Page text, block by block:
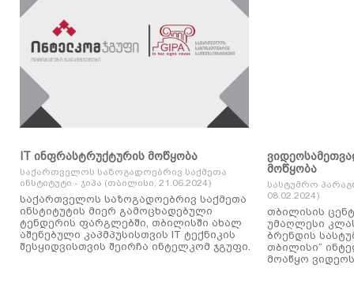
IT ინფრასტრუქტურის მოწყობა
საქართველოს საზოგადოებრივ საქმეთა
ინსტიტუტი - ჯიპა (თბილისი, 21.06.2024)
საქართველოს საზოგადოებრივ საქმეთა
ინსტიტუტის მიერ გამოცხადებული
ტენდერის ფარგლებში, თბილისში ახალ
აშენებული კაპმპუსისთვის IT ტექნიკის
შესყიდვისთვის შეირჩა ინტელკომ ჯგუფი.
მოწყობა
სასტუმრო
08.02.2024)
თბილისის
უმაღლესი
ბრენდის
თბილისი“
მოაწყო